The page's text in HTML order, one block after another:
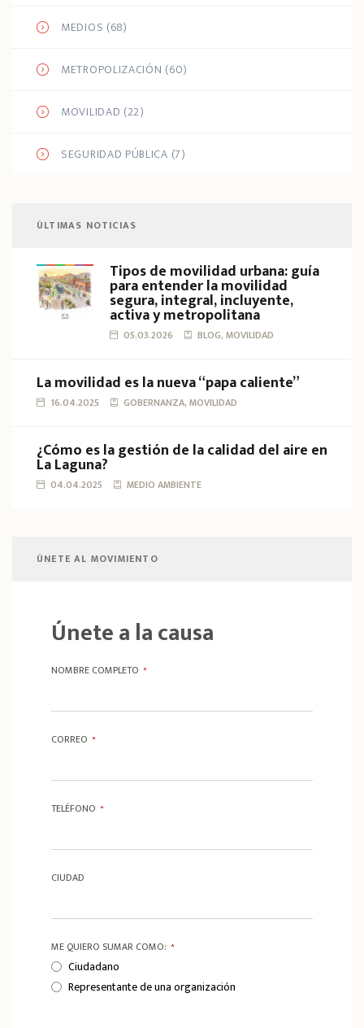
MEDIOS (68)
METROPOLIZACIÓN (60)
MOVILIDAD (22)
SEGURIDAD PÚBLICA (7)
ÚLTIMAS NOTICIAS
Tipos de movilidad urbana: guía
para entender la movilidad
segura, integral, incluyente,
activa y metropolitana
05.03.2026 BLOG, MOVILIDAD
La movilidad es la nueva “papa caliente”
16.04.2025 GOBERNANZA, MOVILIDAD
¿Cómo es la gestión de la calidad del aire en
La Laguna?
04.04.2025 MEDIO AMBIENTE
ÚNETE AL MOVIMIENTO
Únete a la causa
NOMBRE COMPLETO *
CORREO *
TELÉFONO *
CIUDAD
ME QUIERO SUMAR COMO: *
Ciudadano
Representante de una organización